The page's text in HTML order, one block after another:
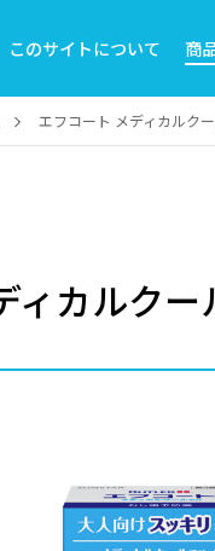
このサイトについて 商
エフコート メディカルク
ィカルクー